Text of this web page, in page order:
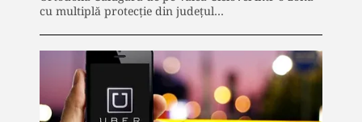
cu multiplă protecție din județul…